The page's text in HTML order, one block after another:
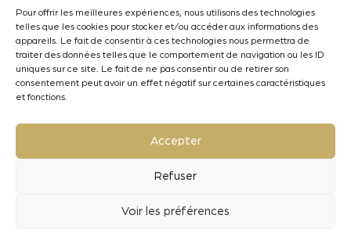
Pour offrir les meilleures expériences, nous utilisons des technologies
telles que les cookies pour stocker et/ou accéder aux informations des
appareils. Le fait de consentir à ces technologies nous permettra de
traiter des données telles que le comportement de navigation ou les ID
uniques sur ce site. Le fait de ne pas consentir ou de retirer son
consentement peut avoir un effet négatif sur certaines caractéristiques
et fonctions.
Accepter
Refuser
Voir les préférences
chaînes par barrique. L’apport d’une chaîne
de 12 segments est estimé à ± 30% de
barrique neuve de 225 L.
Quelle durée de contact pour ces Sticks
En fermentation : le temps de la vinification,
avec une durée d’élevage de 4 à 8 mois.
l’objectif organoleptique recherché.